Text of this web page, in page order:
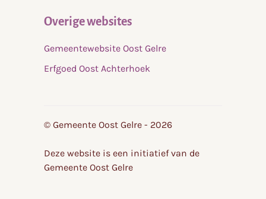
Overige websites
Gemeentewebsite Oost Gelre
Erfgoed Oost Achterhoek
© Gemeente Oost Gelre - 2026
Deze website is een initiatief van de
Gemeente Oost Gelre